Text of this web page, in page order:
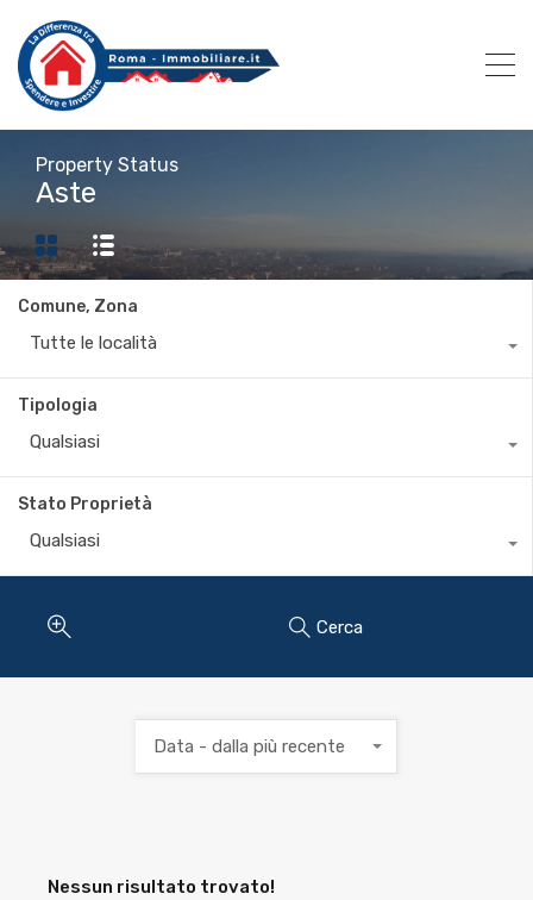
Property Status
Aste
Comune, Zona
Tutte le località
Tipologia
Qualsiasi
Stato Proprietà
Qualsiasi
Cerca
Data - dalla più recente
Nessun risultato trovato!